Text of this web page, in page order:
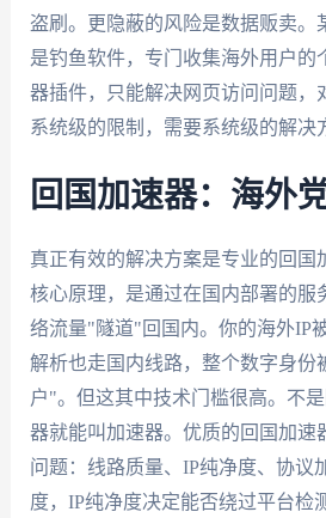
盗刷。更隐蔽的风险是数据贩卖。
是钓鱼软件，专门收集海外用户的
器插件，只能解决网页访问问题，
系统级的限制，需要系统级的解决
回国加速器：海外
真正有效的解决方案是专业的回国
核心原理，是通过在国内部署的服
络流量"隧道"回国内。你的海外IP
解析也走国内线路，整个数字身份
户"。但这其中技术门槛很高。不
器就能叫加速器。优质的回国加速
问题：线路质量、IP纯净度、协议
度，IP纯净度决定能否绕过平台检